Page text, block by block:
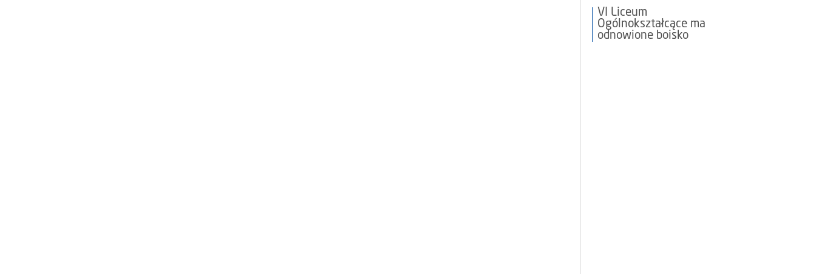
VI Liceum
Ogólnokształcące ma
odnowione boisko